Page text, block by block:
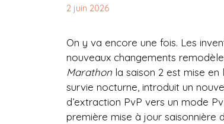
2 juin 2026
On y va encore une fois. Les
nouveaux changements
Marathon la saison 2 est mise en
survie nocturne, introduit un
d’extraction PvP vers un mode
première mise à jour saisonnière